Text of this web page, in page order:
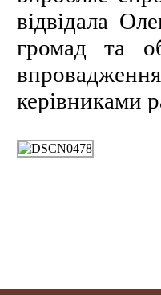
відвідала
громад та
керівниками